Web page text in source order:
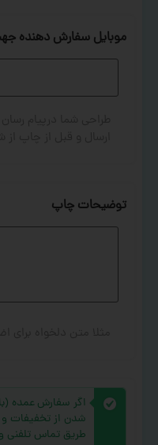
موبایل سفارش دهنده
توضیحات چاپ
شدن از تخفیفات
طریق تماس